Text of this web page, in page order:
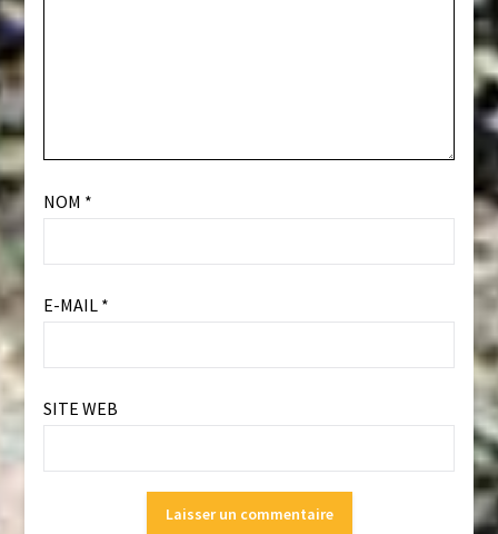
NOM *
E-MAIL *
SITE WEB